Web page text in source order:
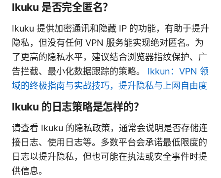
Ikuku 是否完全匿名？
Ikuku 提供加密通讯和隐藏 IP 的功能，有助于提升
隐私，但没有任何 VPN 服务能实现绝对匿名。为
了更高的隐私水平，建议结合浏览器指纹保护、广
告拦截、最小化数据跟踪的策略。 Ikkun：VPN 领
域的终极指南与实战技巧，提升隐私与上网自由度
Ikuku 的日志策略是怎样的？
请查看 Ikuku 的隐私政策，通常会说明是否存储连
接日志、使用日志等。多数平台会承诺最低限度的
日志以提升隐私，但也可能在执法或安全事件时提
供信息。